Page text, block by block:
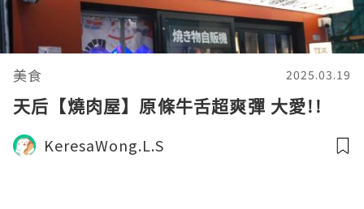
美食 2025.03.19
天后【燒肉屋】原條牛舌超爽彈 大愛!!
KeresaWong.L.S